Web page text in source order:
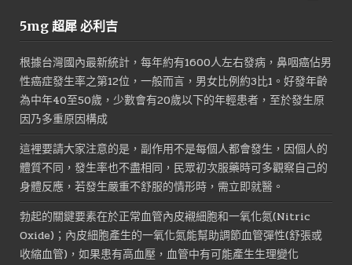
格：
5mg 超犀 必利吉
根據台灣國內最新統計，每年約有1600人左右發病，鼻咽癌佔男
性癌症發生率之第12位，一般而言，男女比例約3比1。好發年齡
為中年40至50歲，少數會有20歲以下的年輕患者，至於發生原
因乃多重原因構成
這裡要請大家注意的是，副作用不是每個人都會發生，因個人的
體質不同，發生率也不盡相同，民眾初次服藥時可多觀察自己的
身體反應，若發生嚴重不舒服的情形時，需立即就醫。
勃起的關鍵要素在於正常血管內皮襯細胞和一氧化氮(Nitric
Oxide)；內皮細胞產生的一氧化氮能幫助調節血管彈性(舒張或
收縮血管)，如果患有高血壓，血管中有可能產生生理變化